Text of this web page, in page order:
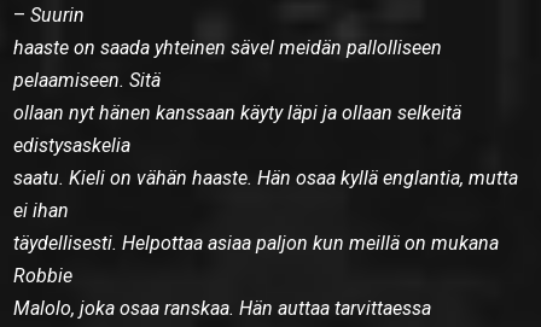
–Suurin
haaste on saada yhteinen sävel meidän pallolliseen
pelaamiseen. Sitä
ollaan nyt hänen kanssaan käyty läpi ja ollaan selkeitä
edistysaskelia
saatu. Kieli on vähän haaste. Hän osaa kyllä englantia, mutta
ei ihan
täydellisesti. Helpottaa asiaa paljon kun meillä on mukana
Robbie
Malolo, joka osaa ranskaa. Hän auttaa tarvittaessa